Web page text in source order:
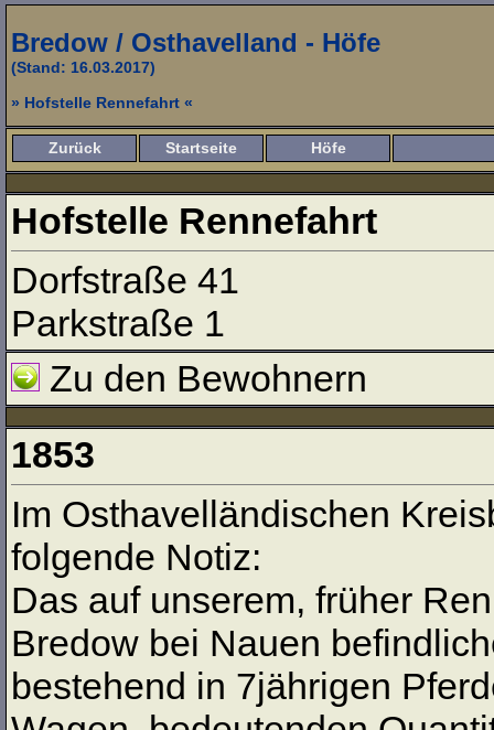
Bredow / Osthavelland - Höfe
(Stand: 16.03.2017)
» Hofstelle Rennefahrt «
Zurück Startseite Höfe
Hofstelle Rennefahrt
Dorfstraße 41
Parkstraße 1
Zu den Bewohnern
1853
Im Osthavelländischen
folgende Notiz:
Das auf unserem, früher
Bredow bei Nauen
bestehend in 7jährigen